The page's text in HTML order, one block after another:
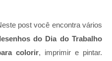
post você encontra vários
do Dia do Trabalho
colorir, imprimir e pintar.